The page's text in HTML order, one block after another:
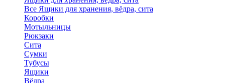
Все Ящики для хранения, вёдра, сита
Коробки
Мотыльницы
Рюкзаки
Сита
Сумки
Тубусы
Ящики
Вёдра